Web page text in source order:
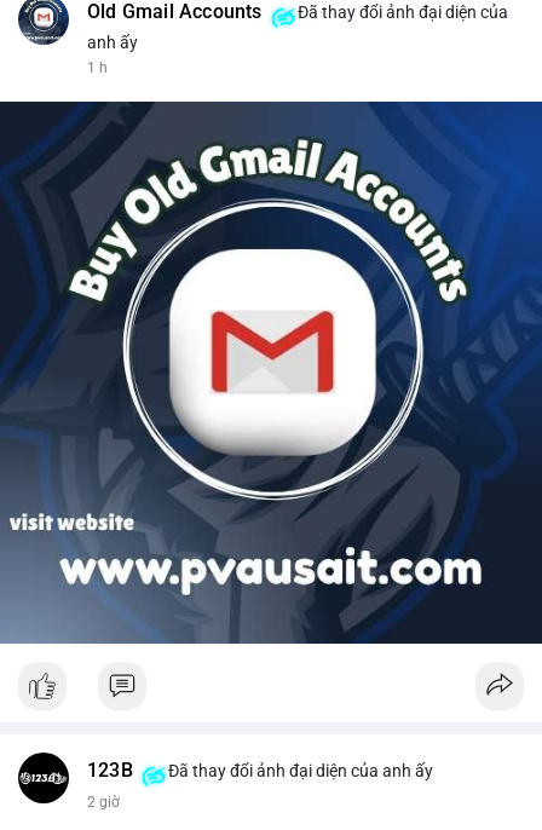
Old Gmail Accounts
Đã thay đổi ảnh đại diện của
anh ấy
1 h
123B Đã thay đổi ảnh đại diện của anh ấy
2 giờ